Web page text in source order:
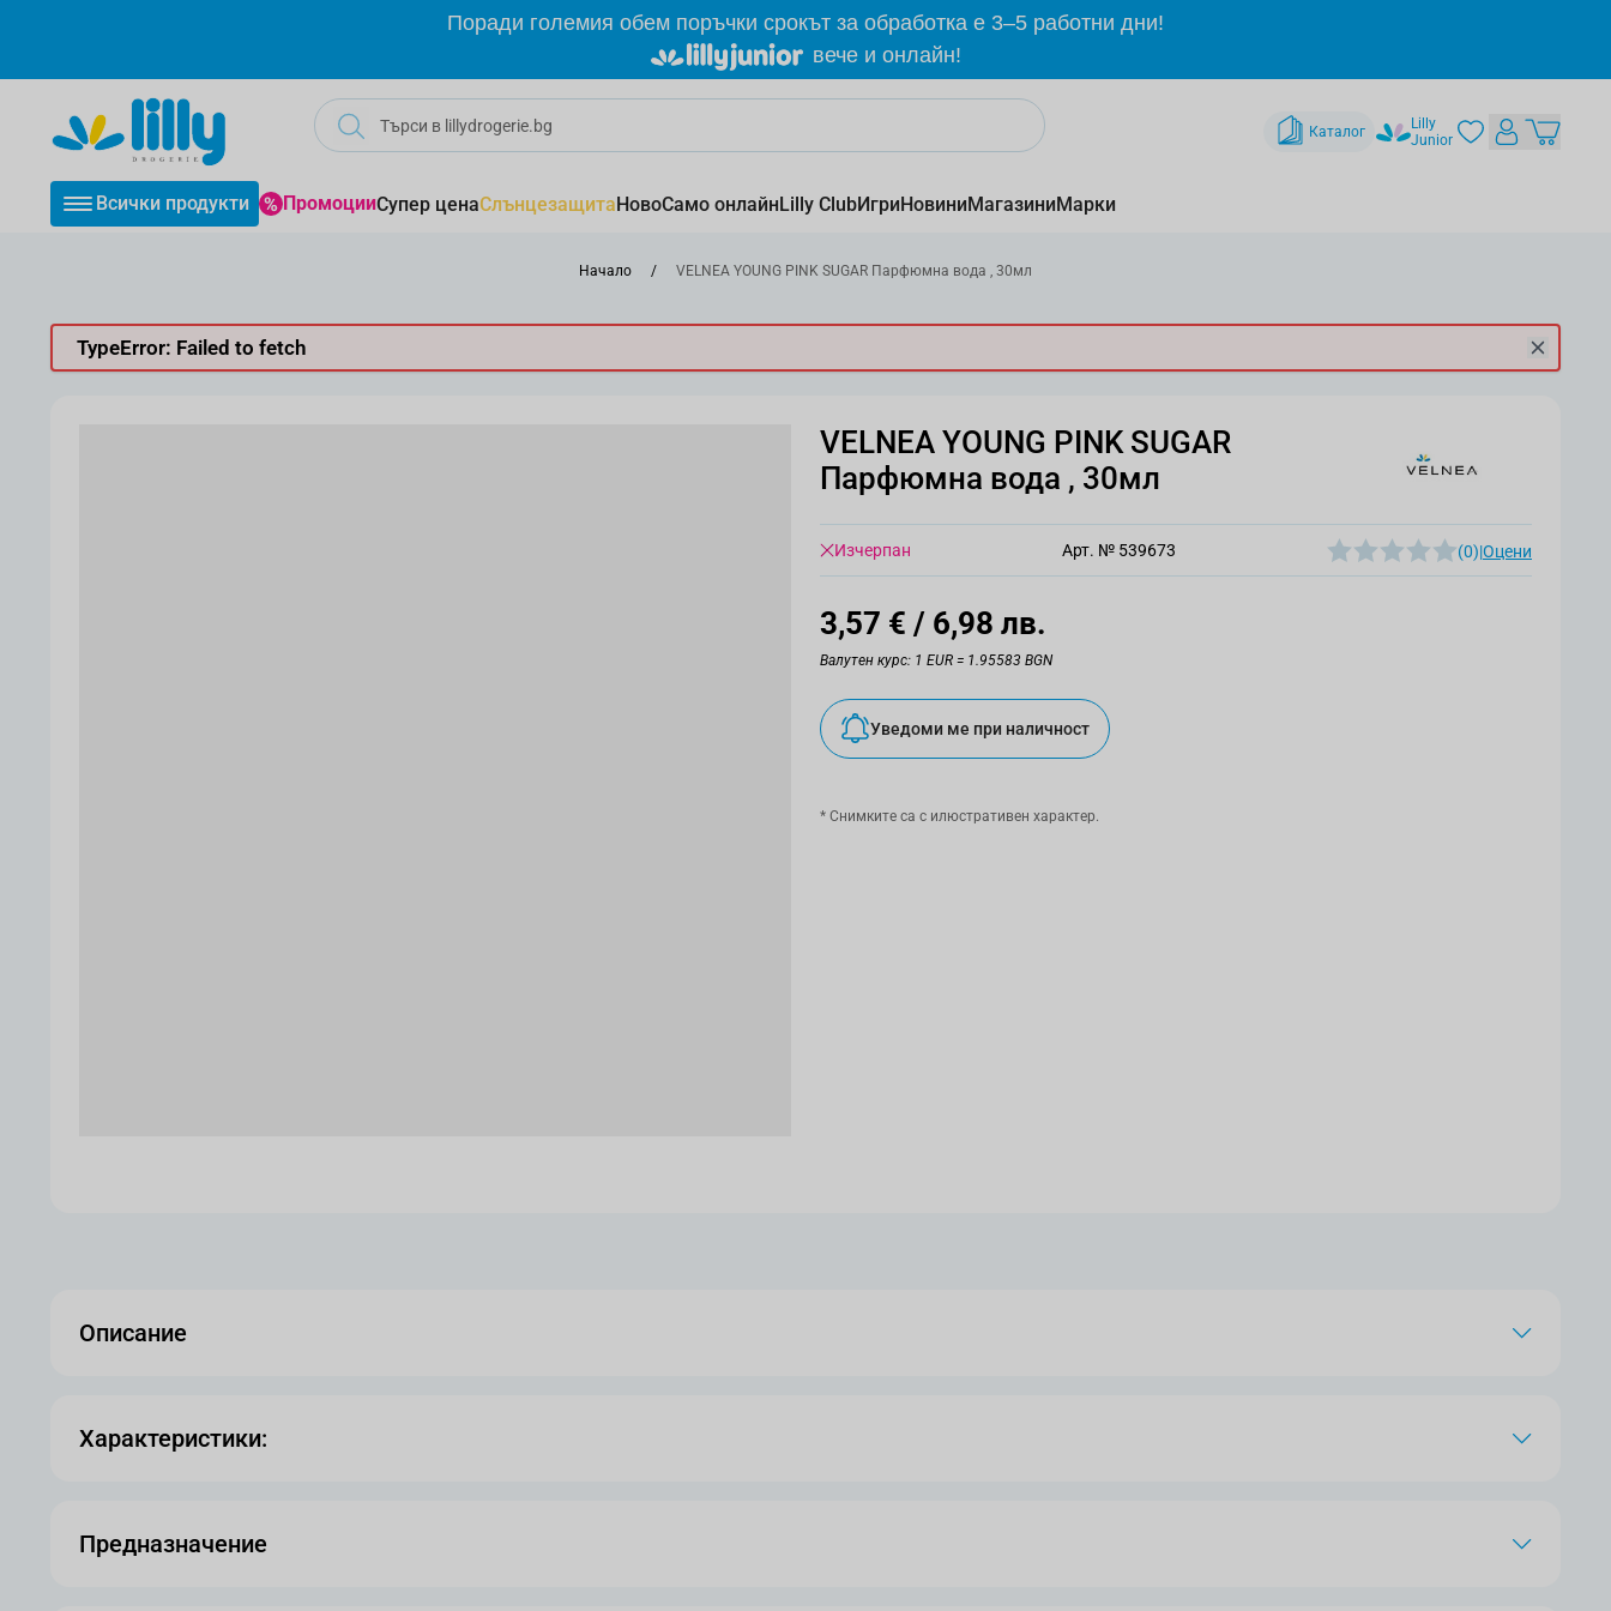
Поради големия обем поръчки срокът за обработка е 3–5 работни дни!
вече и онлайн!
Каталог
Lilly
Junior
Всички продукти ПромоцииСупер ценаСлънцезащитаНовоСамо онлайнLilly ClubИгриНовиниМагазиниМарки
Начало / VELNEA YOUNG PINK SUGAR Парфюмна вода , 30мл
TypeError: Failed to fetch
VELNEA YOUNG PINK SUGAR
Парфюмна вода , 30мл
Изчерпан Арт. № 539673 (0)|Оцени
3,57 € / 6,98 лв.
Валутен курс: 1 EUR = 1.95583 BGN
Уведоми ме при наличност
* Снимките са с илюстративен характер.
Описание
Характеристики:
Предназначение